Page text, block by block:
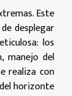
Este
desplegar
los
manejo del
realiza con
horizonte